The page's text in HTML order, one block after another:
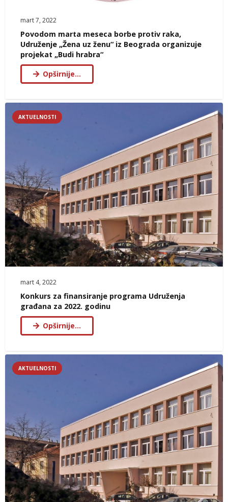
mart 7, 2022
Povodom marta meseca borbe protiv raka,
Udruženje „Žena uz ženu“ iz Beograda organizuje
projekat „Budi hrabra“
Opširnije…
AKTUELNOSTI
mart 4, 2022
Konkurs za finansiranje programa Udruženja
građana za 2022. godinu
Opširnije…
AKTUELNOSTI